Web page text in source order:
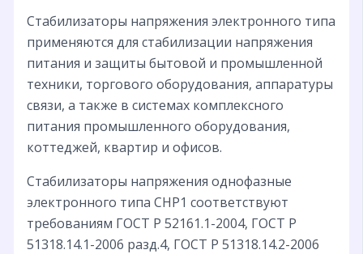
Стабилизаторы напряжения электронного типа
применяются для стабилизации напряжения
питания и защиты бытовой и промышленной
техники, торгового оборудования, аппаратуры
связи, а также в системах комплексного
питания промышленного оборудования,
коттеджей, квартир и офисов.
Стабилизаторы напряжения однофазные
электронного типа СНР1 соответствуют
требованиям ГОСТ Р 52161.1-2004, ГОСТ Р
51318.14.1-2006 разд.4, ГОСТ Р 51318.14.2-2006